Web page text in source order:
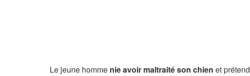
Le jeune homme nie avoir maltraité son chien et